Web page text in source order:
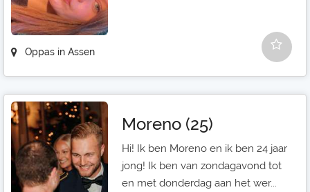
Oppas in Assen
Moreno (25)
Hi! Ik ben Moreno en ik ben 24 jaar
jong! Ik ben van zondagavond tot
en met donderdag aan het wer...